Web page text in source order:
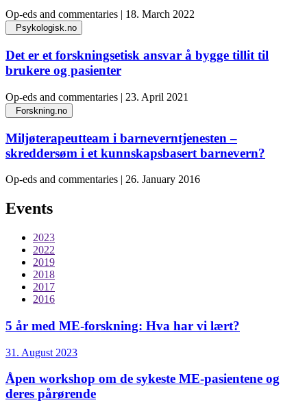
Op-eds and commentaries | 18. March 2022
Psykologisk.no
Det er et forskningsetisk ansvar å bygge tillit til
brukere og pasienter
Op-eds and commentaries | 23. April 2021
Forskning.no
Miljøterapeutteam i barneverntjenesten –
skreddersøm i et kunnskapsbasert barnevern?
Op-eds and commentaries | 26. January 2016
Events
2023
2022
2019
2018
2017
2016
5 år med ME-forskning: Hva har vi lært?
31. August 2023
Åpen workshop om de sykeste ME-pasientene og
deres pårørende